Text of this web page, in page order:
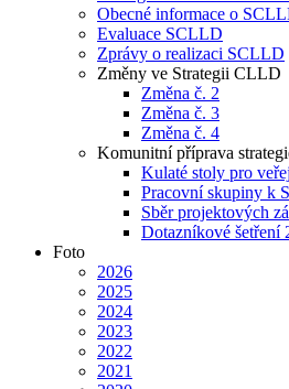
Obecné informace o
Evaluace SCLLD
Zprávy o realizaci SCLLD
Změny ve Strategii CLLD
Změna č. 2
Změna č. 3
Změna č. 4
Komunitní příprava
Kulaté stoly pro
Pracovní skupiny k
Sběr projektových
Dotazníkové šetření
Foto
2026
2025
2024
2023
2022
2021